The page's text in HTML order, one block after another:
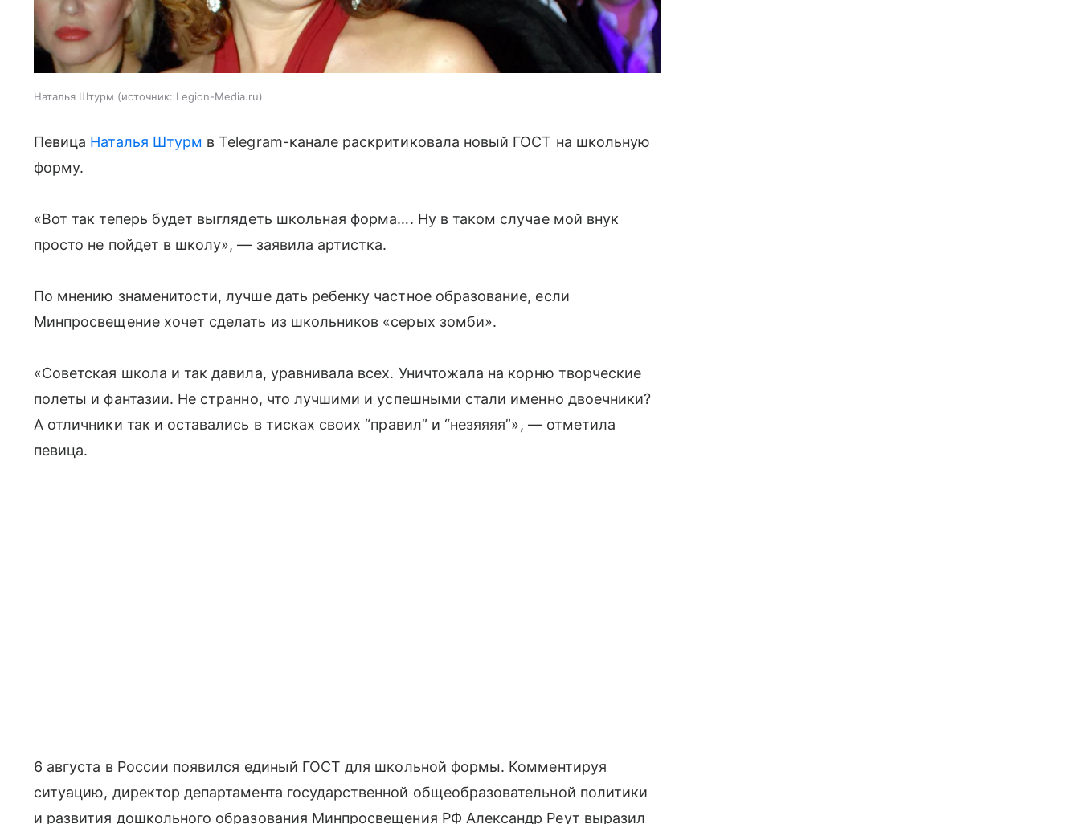
Наталья Штурм источник: Legion-Media.ru
Певица Наталья Штурм в Telegram-канале раскритиковала новый ГОСТ на школьную
форму.
«Вот так теперь будет выглядеть школьная форма…. Ну в таком случае мой внук
просто не пойдет в школу», — заявила артистка.
По мнению знаменитости, лучше дать ребенку частное образование, если
Минпросвещение хочет сделать из школьников «серых зомби».
«Советская школа и так давила, уравнивала всех. Уничтожала на корню творческие
полеты и фантазии. Не странно, что лучшими и успешными стали именно двоечники?
А отличники так и оставались в тисках своих “правил” и “незяяяя”», — отметила
певица.
6 августа в России появился единый ГОСТ для школьной формы. Комментируя
ситуацию, директор департамента государственной общеобразовательной политики
и развития дошкольного образования Минпросвещения РФ Александр Реут выразил